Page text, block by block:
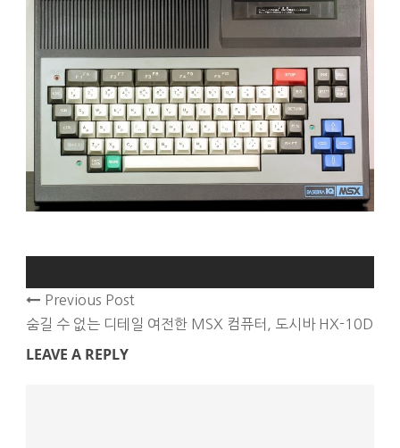
Previous Post
숨길 수 없는 디테일 여전한 MSX 컴퓨터, 도시바 HX-10D
LEAVE A REPLY